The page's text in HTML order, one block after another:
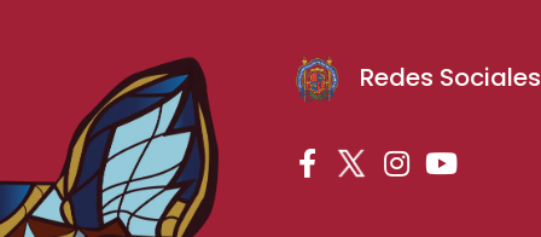
Redes Sociales